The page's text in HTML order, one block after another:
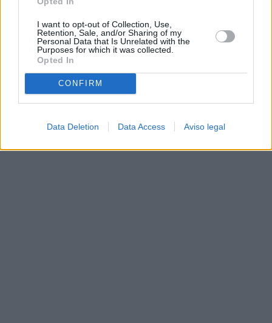
I want to opt-out of Collection, Use,
Retention, Sale, and/or Sharing of my
Personal Data that Is Unrelated with the
Purposes for which it was collected.
Opted In
CONFIRM
Data Deletion Data Access Aviso legal